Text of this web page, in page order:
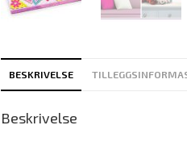
BESKRIVELSE
Beskrivelse